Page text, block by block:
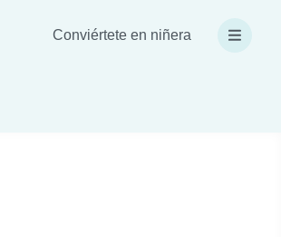
Conviértete en niñera